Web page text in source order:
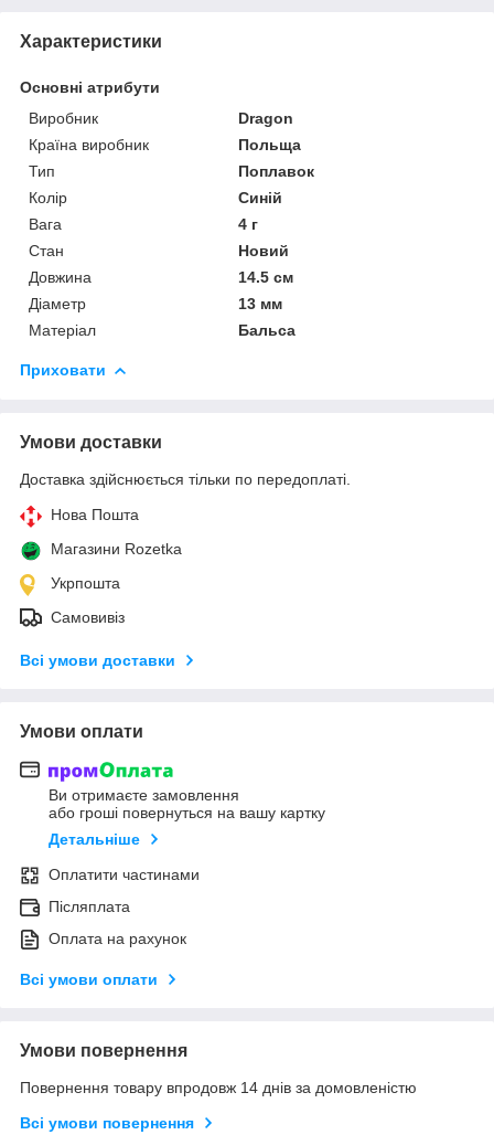
Характеристики
Основні атрибути
Виробник
Dragon
Країна виробник
Польща
Тип
Поплавок
Колір
Синій
Вага
4 г
Стан
Новий
Довжина
14.5 см
Діаметр
13 мм
Матеріал
Бальса
Приховати
Умови доставки
Доставка здійснюється тільки по передоплаті.
Нова Пошта
Магазини Rozetka
Укрпошта
Самовивіз
Всі умови доставки
Умови оплати
Ви отримаєте замовлення
або гроші повернуться на вашу картку
Детальніше
Оплатити частинами
Післяплата
Оплата на рахунок
Всі умови оплати
Умови повернення
Повернення товару впродовж 14 днів за домовленістю
Всі умови повернення